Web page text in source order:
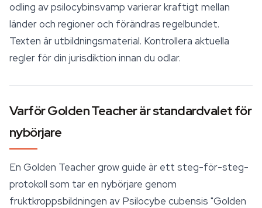
odling av psilocybinsvamp varierar kraftigt mellan
länder och regioner och förändras regelbundet.
Texten är utbildningsmaterial. Kontrollera aktuella
regler för din jurisdiktion innan du odlar.
Varför Golden Teacher är standardvalet för
nybörjare
En Golden Teachergrow guide är ett steg-för-steg-
protokoll som tar en nybörjare genom
fruktkroppsbildningen av Psilocybe cubensis "Golden